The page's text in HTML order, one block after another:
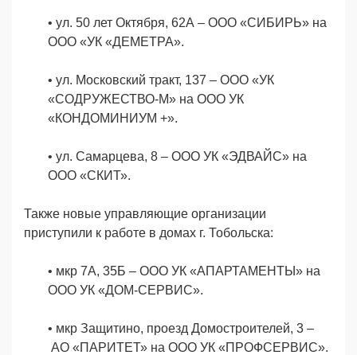
• ул. 50 лет Октября, 62А – ООО «СИБИРЬ» на
ООО «УК «ДЕМЕТРА».
• ул. Московский тракт, 137 – ООО «УК
«СОДРУЖЕСТВО-М» на ООО УК
«КОНДОМИНИУМ +».
• ул. Самарцева, 8 – ООО УК «ЭДВАЙС» на
ООО «СКИТ».
Также новые управляющие организации
приступили к работе в домах г. Тобольска:
• мкр 7А, 35Б – ООО УК «АПАРТАМЕНТЫ» на
ООО УК «ДОМ-СЕРВИС».
• мкр Защитино, проезд Домостроителей, 3 –
АО «ПАРИТЕТ» на ООО УК «ПРОФСЕРВИС».